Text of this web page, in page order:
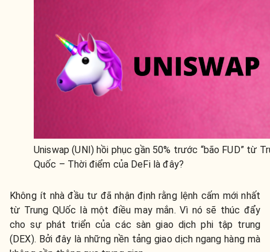
Uniswap (UNI) hồi phục gần 50% trước “bão FUD” từ
Quốc – Thời điểm của DeFi là đây?
Không ít nhà đầu tư đã nhận định rằng lệnh cấm mới nhất
từ Trung QUốc là một điều may mắn. Vì nó sẽ thúc đẩy
cho sự phát triển của các sàn giao dịch phi tập trung
(DEX). Bởi đây là những nền tảng giao dịch ngang hàng mà